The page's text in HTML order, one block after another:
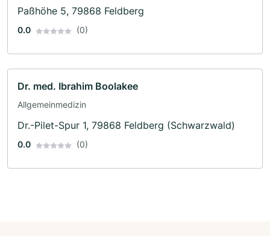
Paßhöhe 5, 79868 Feldberg
0.0 (0)
Dr. med. Ibrahim Boolakee
Allgemeinmedizin
Dr.-Pilet-Spur 1, 79868 Feldberg (Schwarzwald)
0.0 (0)